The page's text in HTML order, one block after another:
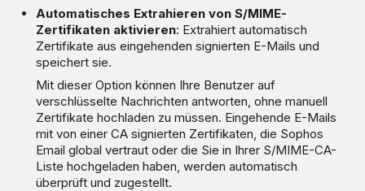
Automatisches Extrahieren von S/MIME-
Zertifikaten aktivieren: Extrahiert automatisch
Zertifikate aus eingehenden signierten E-Mails und
speichert sie.
Mit dieser Option können Ihre Benutzer auf
verschlüsselte Nachrichten antworten, ohne manuell
Zertifikate hochladen zu müssen. Eingehende E-Mails
mit von einer CA signierten Zertifikaten, die Sophos
Email global vertraut oder die Sie in Ihrer S/MIME-CA-
Liste hochgeladen haben, werden automatisch
überprüft und zugestellt.